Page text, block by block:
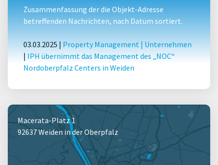
Zusammenfassung der die Objekt-Adresse
betreffenden Nachrichten, nach Datum sortiert.
03.03.2025 | Property Management | Unternehmen
| IPH übernimmt das Management des „NOC“
Nordoberpfalz Centers in Weiden
Macerata-Platz 1
92637 Weiden in der Oberpfalz